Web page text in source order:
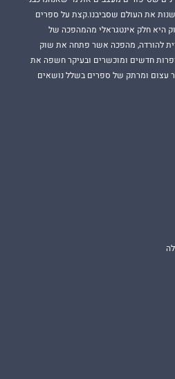
את העולם שסביבנו.קצת על ספרים
היא חלק אינטגראלי מהמהפכה של
להורדה, מהפכה אשר פתחה את שוק
חדשים ומוכשרים ובעיקר חשפה את
עצום ומרתק של ספרים בשלל נושאים